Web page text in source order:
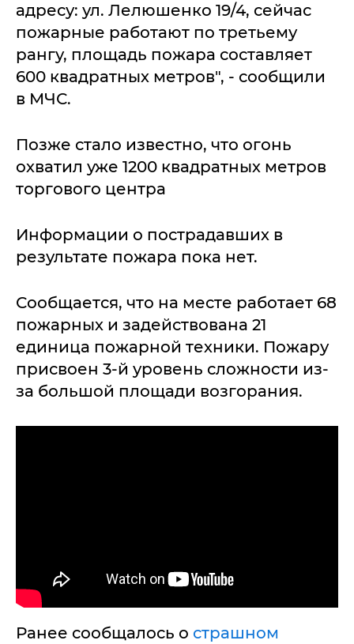
адресу: ул. Лелюшенко 19/4, сейчас
пожарные работают по третьему
рангу, площадь пожара составляет
600 квадратных метров", - сообщили
в МЧС.
Позже стало известно, что огонь
охватил уже 1200 квадратных метров
торгового центра
Информации о пострадавших в
результате пожара пока нет.
Сообщается, что на месте работает 68
пожарных и задействована 21
единица пожарной техники. Пожару
присвоен 3-й уровень сложности из-
за большой площади возгорания.
Ранее сообщалось о страшном